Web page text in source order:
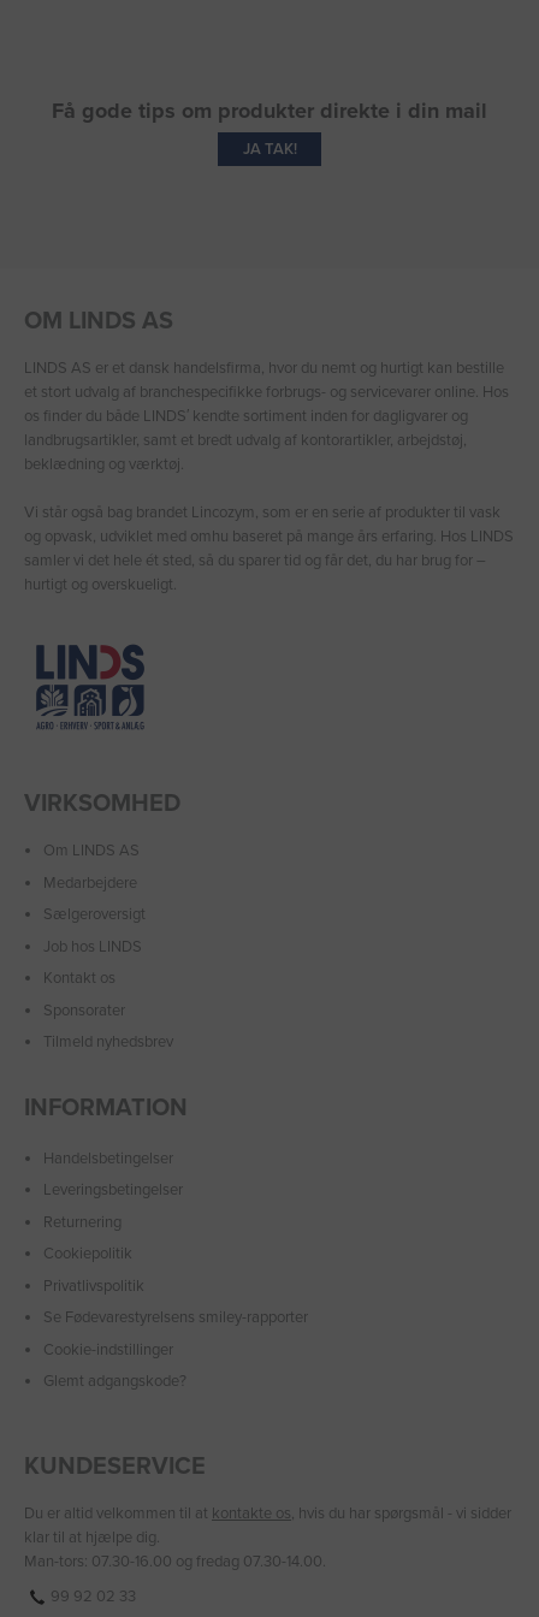
Få gode tips om produkter direkte i din mail
JA TAK!
OM LINDS AS
LINDS AS er et dansk handelsfirma, hvor du nemt og hurtigt kan bestille
et stort udvalg af branchespecifikke forbrugs- og servicevarer online. Hos
os finder du både LINDS′ kendte sortiment inden for dagligvarer og
landbrugsartikler, samt et bredt udvalg af kontorartikler, arbejdstøj,
beklædning og værktøj.
Vi står også bag brandet Lincozym, som er en serie af produkter til vask
og opvask, udviklet med omhu baseret på mange års erfaring. Hos LINDS
samler vi det hele ét sted, så du sparer tid og får det, du har brug for –
hurtigt og overskueligt.
VIRKSOMHED
Om LINDS AS
Medarbejdere
Sælgeroversigt
Job hos LINDS
Kontakt os
Sponsorater
Tilmeld nyhedsbrev
INFORMATION
Handelsbetingelser
Leveringsbetingelser
Returnering
Cookiepolitik
Privatlivspolitik
Se Fødevarestyrelsens smiley-rapporter
Cookie-indstillinger
Glemt adgangskode?
KUNDESERVICE
Du er altid velkommen til at kontakte os, hvis du har spørgsmål - vi sidder
klar til at hjælpe dig.
Man-tors: 07.30-16.00 og fredag 07.30-14.00.
99 92 02 33